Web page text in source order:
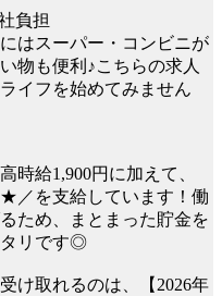
負担
はスーパー・コンビニが
物も便利♪こちらの求人
イフを始めてみません
時給1,900円に加えて、
／を支給しています！働
ため、まとまった貯金を
タリです◎
け取れるのは、【2026年